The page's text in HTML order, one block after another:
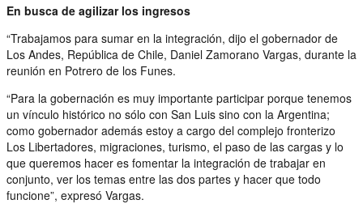
En busca de agilizar los ingresos
“Trabajamos para sumar en la integración, dijo el gobernador de
Los Andes, República de Chile, Daniel Zamorano Vargas, durante la
reunión en Potrero de los Funes.
“Para la gobernación es muy importante participar porque tenemos
un vínculo histórico no sólo con San Luis sino con la Argentina;
como gobernador además estoy a cargo del complejo fronterizo
Los Libertadores, migraciones, turismo, el paso de las cargas y lo
que queremos hacer es fomentar la integración de trabajar en
conjunto, ver los temas entre las dos partes y hacer que todo
funcione”, expresó Vargas.